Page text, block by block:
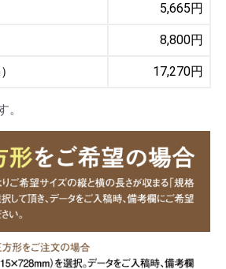
5,665円
8,800円
17,270円
。